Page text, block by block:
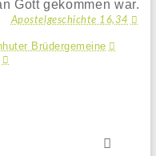
Gott gekommen war.
Apostelgeschichte 16,34
Brüdergemeine